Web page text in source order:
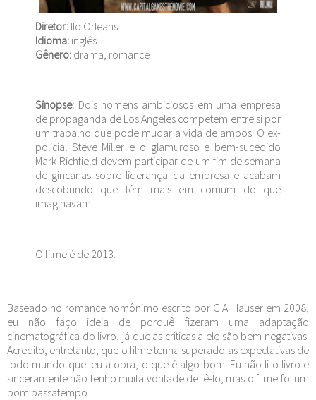
Diretor: Ilo Orleans
Idioma: inglês
Gênero: drama, romance
Sinopse: Dois homens ambiciosos em uma empresa
de propaganda de Los Angeles competem entre si por
um trabalho que pode mudar a vida de ambos. O ex-
policial Steve Miller e o glamuroso e bem-sucedido
Mark Richfield devem participar de um fim de semana
de gincanas sobre liderança da empresa e acabam
descobrindo que têm mais em comum do que
imaginavam.
O filme é de 2013.
Baseado no romance homônimo escrito por G.A. Hauser em 2008,
eu não faço ideia de porquê fizeram uma adaptação
cinematográfica do livro, já que as críticas a ele são bem negativas.
Acredito, entretanto, que o filme tenha superado as expectativas de
todo mundo que leu a obra, o que é algo bom. Eu não li o livro e
sinceramente não tenho muita vontade de lê-lo, mas o filme foi um
bom passatempo.